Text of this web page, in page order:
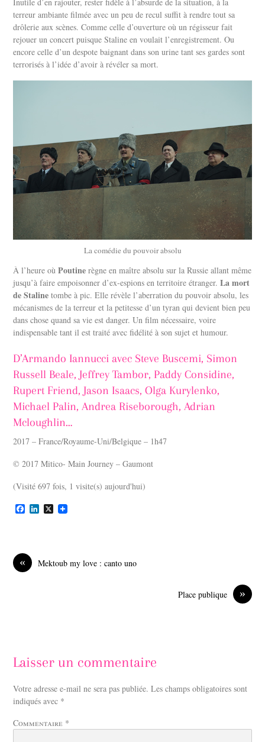
terreur ambiante filmée avec un peu de recul suffit à rendre tout sa
drôlerie aux scènes. Comme celle d’ouverture où un régisseur fait
rejouer un concert puisque Staline en voulait l’enregistrement. Ou
encore celle d’un despote baignant dans son urine tant ses gardes sont
terrorisés à l’idée d’avoir à révéler sa mort.
La comédie du pouvoir absolu
À l’heure oùPoutine règne en maître absolu sur la Russie allant même
jusqu’à faire empoisonner d’ex-espions en territoire étranger.La mort
de Staline tombe à pic. Elle révèle l’aberration du pouvoir absolu, les
mécanismes de la terreur et la petitesse d’un tyran qui devient bien peu
dans chose quand sa vie est danger. Un film nécessaire, voire
indispensable tant il est traité avec fidélité à son sujet et humour.
D’Armando Iannucci avec Steve Buscemi, Simon
Russell Beale, Jeffrey Tambor, Paddy Considine,
Rupert Friend, Jason Isaacs, Olga Kurylenko,
Michael Palin, Andrea Riseborough, Adrian
Mcloughlin…
2017 – France/Royaume-Uni/Belgique – 1h47
© 2017 Mitico- Main Journey – Gaumont
(Visité 697 fois, 1 visite(s) aujourd'hui)
F
o
o
k
L
I
X
« Mektoub my love : canto uno
»
Place publique
Laisser un commentaire
Votre adresse e-mail ne sera pas publiée. Les champs obligatoires sont
indiqués avec *
Commentaire *